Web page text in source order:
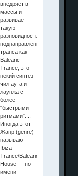
внедряет в
массы и
развивает
такую
разновидность/
поднаправление
транса как
Balearic
Trance, это
некий синтез
чил аута и
лаунжа с
более
"быстрыми
ритмами"....
Иногда этот
Жанр (genre)
называют
Ibiza
Trance/Balearic
House — по
имени